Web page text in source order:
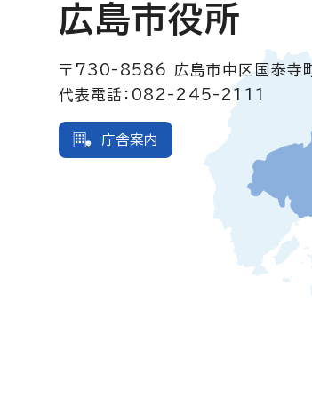
広島市役所
〒730-8586
広島市中区国泰
代表電話：082-245-2111
庁舎案内